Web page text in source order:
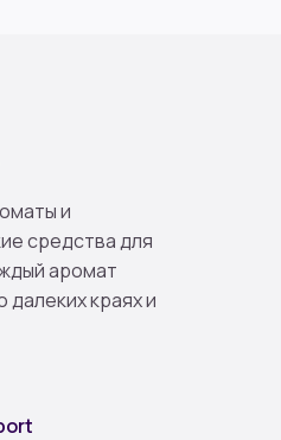
и
средства для
аромат
краях и